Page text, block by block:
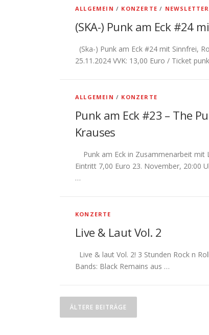
ALLGEMEIN / KONZERTE / NEWSLETTER
(SKA-) Punk am Eck #24
(Ska-) Punk am Eck #24 mit Sinnfrei,
25.11.2024 VVK: 13,00 Euro / Ticket
ALLGEMEIN / KONZERTE
Punk am Eck #23 – The
Krauses
Punk am Eck in Zusammenarbeit mit
Eintritt 7,00 Euro 23. November, 20:00
…
KONZERTE
Live & Laut Vol. 2
Live & laut Vol. 2! 3 Stunden Rock n
Bands: Black Remains aus …
B
eÄLTERE BEITRÄGE